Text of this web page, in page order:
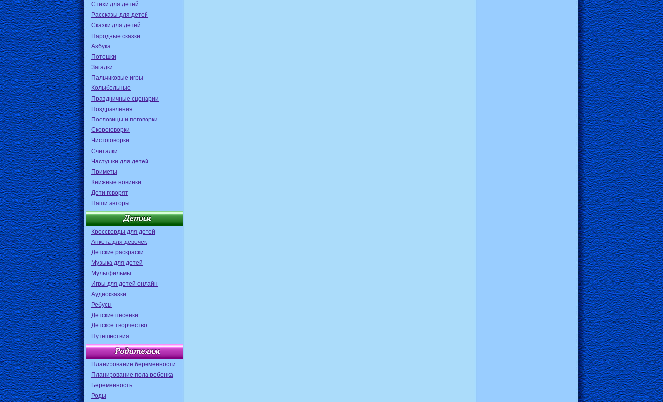
Стихи для детей
Рассказы для детей
Сказки для детей
Народные сказки
Азбука
Потешки
Загадки
Пальчиковые игры
Колыбельные
Праздничные сценарии
Поздравления
Пословицы и поговорки
Скороговорки
Чистоговорки
Считалки
Частушки для детей
Приметы
Книжные новинки
Дети говорят
Наши авторы
Кроссворды для детей
Анкета для девочек
Детские раскраски
Музыка для детей
Мультфильмы
Игры для детей онлайн
Аудиосказки
Ребусы
Детские песенки
Детское творчество
Путешествия
Планирование беременности
Планирование пола ребенка
Беременность
Роды